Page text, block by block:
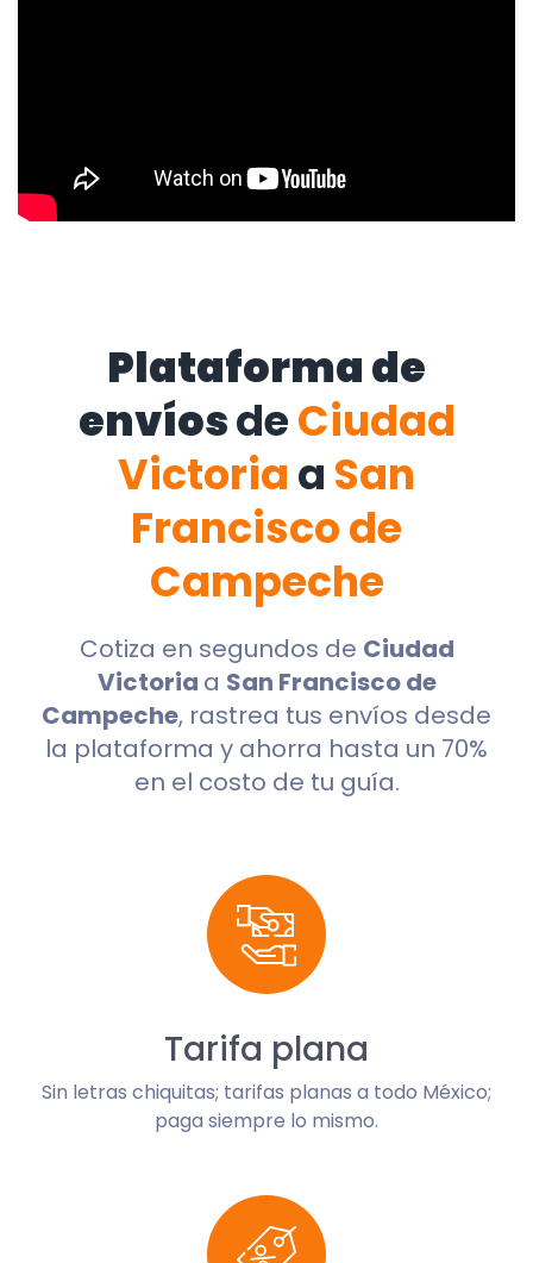
Plataforma de
envíosdeCiudad
Victoria a San
Francisco de
Campeche
Cotiza en segundos de Ciudad
Victoria a San Francisco de
Campeche, rastrea tus envíos desde
la plataforma y ahorra hasta un 70%
en el costo de tu guía.
Tarifa plana
Sin letras chiquitas; tarifas planas a todo México;
paga siempre lo mismo.